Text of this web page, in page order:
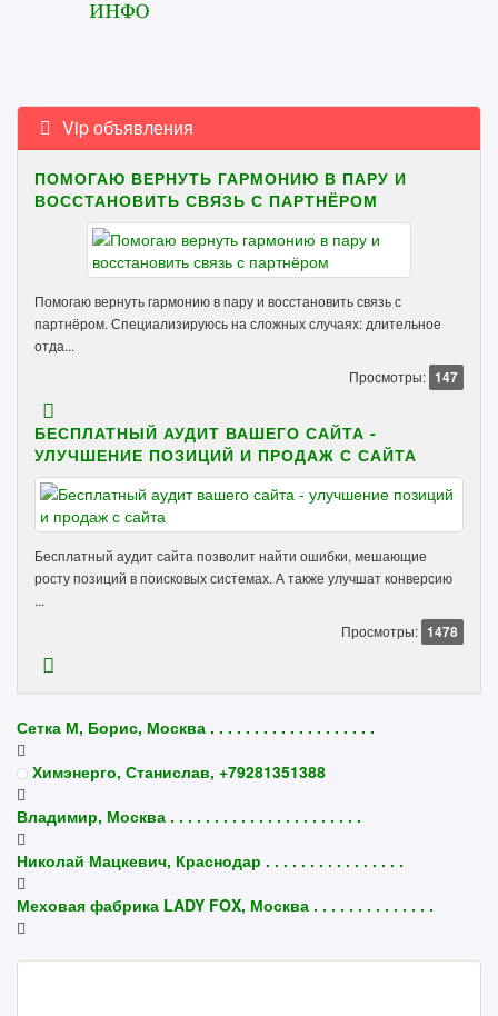
Vip объявления
ПОМОГАЮ ВЕРНУТЬ ГАРМОНИЮ В ПАРУ И
ВОССТАНОВИТЬ СВЯЗЬ С ПАРТНЁРОМ
Помогаю вернуть гармонию в пару и восстановить связь с
партнёром. Специализируюсь на сложных случаях: длительное
отда...
Просмотры: 147
БЕСПЛАТНЫЙ АУДИТ ВАШЕГО САЙТА -
УЛУЧШЕНИЕ ПОЗИЦИЙ И ПРОДАЖ С САЙТА
Бесплатный аудит сайта позволит найти ошибки, мешающие
росту позиций в поисковых системах. А также улучшат конверсию
...
Просмотры: 1478
Сетка М, Борис, Москва . . . . . . . . . . . . . . . . . . .
Химэнерго, Станислав, +79281351388
Владимир, Москва . . . . . . . . . . . . . . . . . . . . . .
Николай Мацкевич, Краснодар . . . . . . . . . . . . . . . .
Меховая фабрика LADY FOX, Москва . . . . . . . . . . . . . .